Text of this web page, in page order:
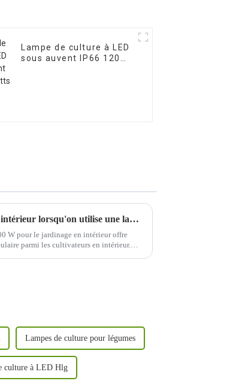
Lampe de culture à LED
sous auvent IP66 120
Quels sont les avantages du jardinage intérieur lorsqu'on utilise une lampe de culture LED de 1000 W ?
W pour le jardinage en intérieur offre
parmi les cultivateurs en intérieur.
Lampes de culture pour légumes
culture à LED Hlg